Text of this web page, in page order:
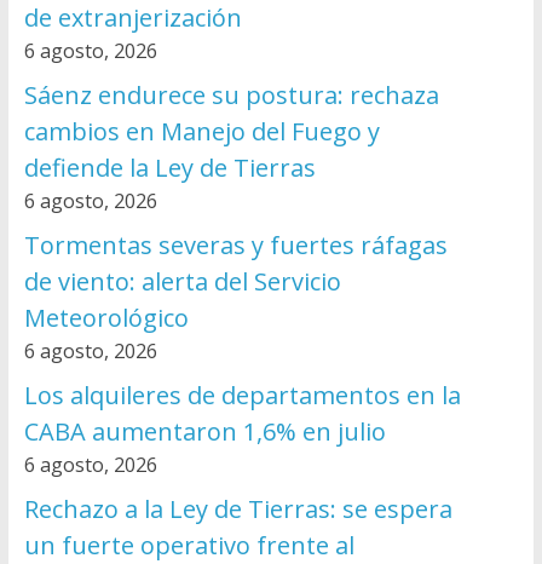
de extranjerización
6 agosto, 2026
Sáenz endurece su postura: rechaza
cambios en Manejo del Fuego y
defiende la Ley de Tierras
6 agosto, 2026
Tormentas severas y fuertes ráfagas
de viento: alerta del Servicio
Meteorológico
6 agosto, 2026
Los alquileres de departamentos en la
CABA aumentaron 1,6% en julio
6 agosto, 2026
Rechazo a la Ley de Tierras: se espera
un fuerte operativo frente al